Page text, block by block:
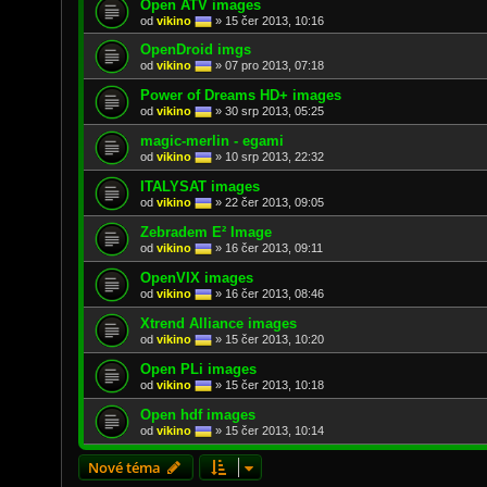
Open ATV images
od vikino » 15 čer 2013, 10:16
OpenDroid imgs
od vikino » 07 pro 2013, 07:18
Power of Dreams HD+ images
od vikino » 30 srp 2013, 05:25
magic-merlin - egami
od vikino » 10 srp 2013, 22:32
ITALYSAT images
od vikino » 22 čer 2013, 09:05
Zebradem E² Image
od vikino » 16 čer 2013, 09:11
OpenVIX images
od vikino » 16 čer 2013, 08:46
Xtrend Alliance images
od vikino » 15 čer 2013, 10:20
Open PLi images
od vikino » 15 čer 2013, 10:18
Open hdf images
od vikino » 15 čer 2013, 10:14
Nové téma